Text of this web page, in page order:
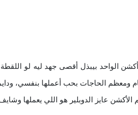
الواحد بيبذل أقصى جهد ليه لو
الأكشن ناخد فيه تصوير 5 أيام ومعظم الحاجات بحب
عايز الدوبلير هو اللي يعملها